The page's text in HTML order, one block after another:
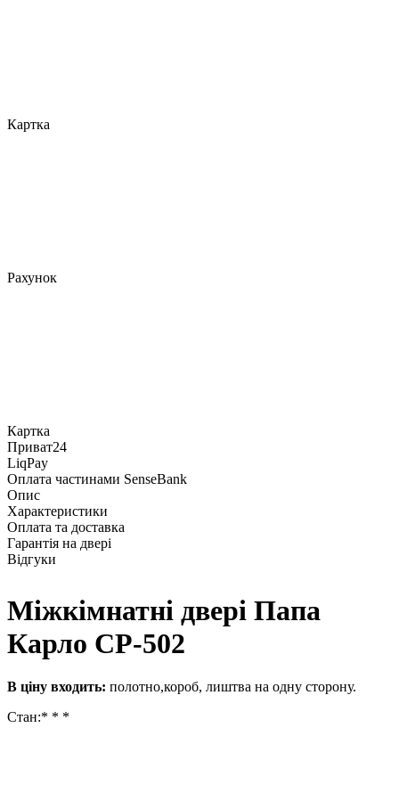
Картка
Рахунок
Картка
Приват24
LiqPay
Оплата частинами SenseBank
Опис
Характеристики
Оплата та доставка
Гарантія на двері
Відгуки
Міжкімнатні двері Папа
Карло СP-502
В ціну входить: полотно,короб, лиштва на одну сторону.
Стан:* * *